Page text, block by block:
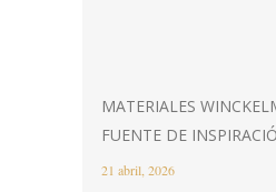
MATERIALES
FUENTE DE
21 abril, 2026